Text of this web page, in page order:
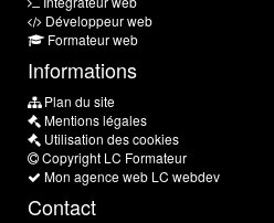
Développeur web
Formateur web
Informations
Plan du site
Mentions légales
Utilisation des cookies
Copyright LC Formateur
Mon agence web LC webdev
Contact